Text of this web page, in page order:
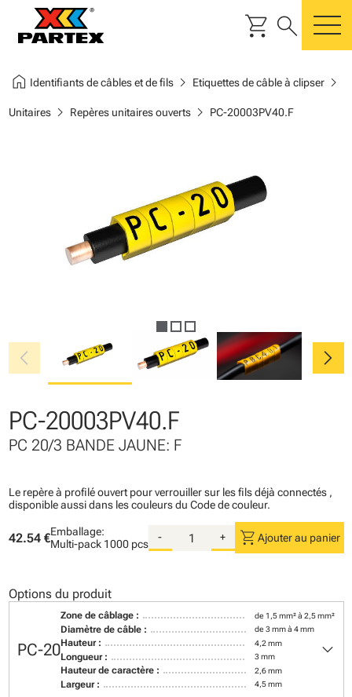
shopping_cart search
home Identifiants de câbles et de filschevron_right Etiquettes de câble à clipserchevron_right
Unitaireschevron_right Repères unitaires ouvertschevron_right PC-20003PV40.F
chevron_left chevron_right
PC-20003PV40.F
PC 20/3 BANDE JAUNE: F
Le repère à profilé ouvert pour verrouiller sur les fils déjà connectés ,
disponible aussi dans les couleurs du Code de couleur.
42.54 €Emballage:
Multi-pack 1000 pcs
- + shopping_cart Ajouter au panier
Options du produit
PC-20
Zone de câblage : de 1,5 mm² à 2,5 mm²
Diamètre de câble : de 3 mm à 4 mm
Hauteur : 4,2 mm
Longueur : 3 mm
Hauteur de caractère : 2,6 mm
Largeur : 4,5 mm
keyboard_arrow_down